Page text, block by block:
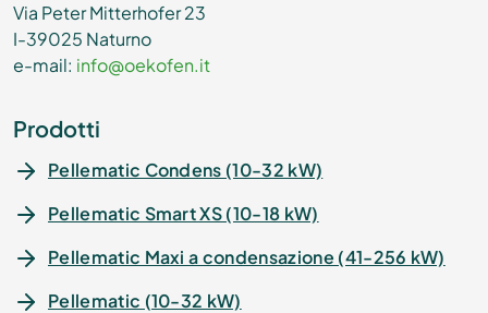
Via Peter Mitterhofer 23
I-39025 Naturno
e-mail: info@oekofen.it
Prodotti
Pellematic Condens (10-32 kW)
Pellematic Smart XS (10-18 kW)
Pellematic Maxi a condensazione (41-256 kW)
Pellematic (10-32 kW)